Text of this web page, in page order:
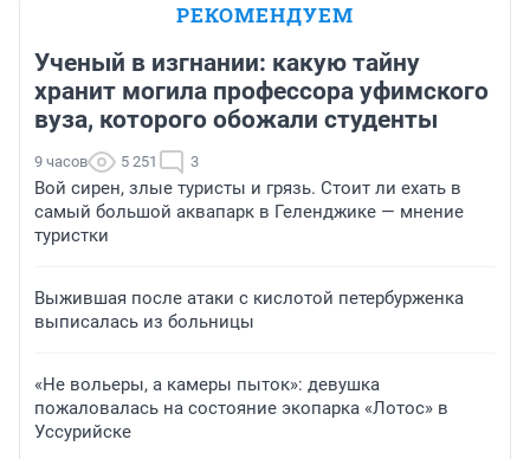
РЕКОМЕНДУЕМ
Ученый в изгнании: какую тайну
хранит могила профессора уфимского
вуза, которого обожали студенты
9 часов 5 251 3
Вой сирен, злые туристы и грязь. Стоит ли ехать в
самый большой аквапарк в Геленджике — мнение
туристки
Выжившая после атаки с кислотой петербурженка
выписалась из больницы
«Не вольеры, а камеры пыток»: девушка
пожаловалась на состояние экопарка «Лотос» в
Уссурийске